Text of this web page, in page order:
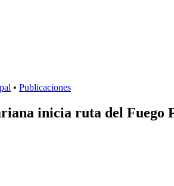
• Publicaciones
inicia ruta del Fuego